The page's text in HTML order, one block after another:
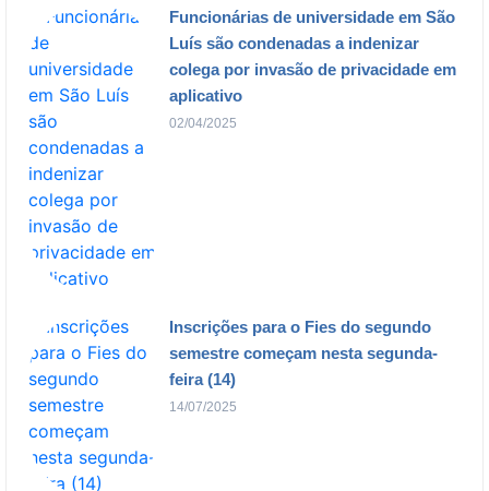
Funcionárias de universidade em São
Luís são condenadas a indenizar
colega por invasão de privacidade em
aplicativo
02/04/2025
Inscrições para o Fies do segundo
semestre começam nesta segunda-
feira (14)
14/07/2025